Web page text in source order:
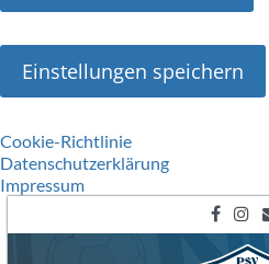
Einstellungen speichern
Cookie-Richtlinie
Datenschutzerklärung
Impressum